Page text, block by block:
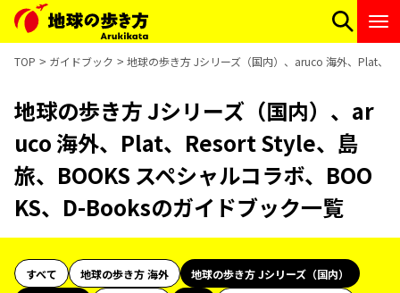
TOP ガイドブック 地球の歩き方 Jシリーズ（国内）、aruco 海外、Plat、
地球の歩き方 Jシリーズ（国内）、ar
uco 海外、Plat、Resort Style、島
旅、BOOKS スペシャルコラボ、BOO
KS、D-Booksのガイドブック一覧
すべて 地球の歩き方 海外
地球の歩き方 Jシリーズ（国内）